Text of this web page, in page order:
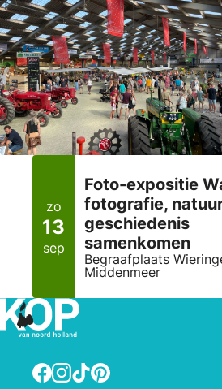
zo
13
sep
Foto-expositie
fotografie,
geschiedenis
samenkomen
Begraafplaats
Middenmeer
Facebook
Instagram
TikTokPinterest